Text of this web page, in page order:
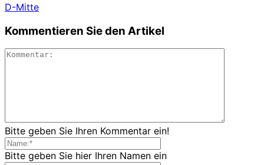
D-Mitte
Kommentieren Sie den Artikel
Bitte geben Sie Ihren Kommentar ein!
Bitte geben Sie hier Ihren Namen ein